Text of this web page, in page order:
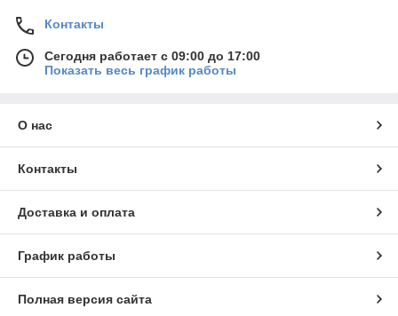
Контакты
Сегодня работает с 09:00 до 17:00
Показать весь график работы
О нас
Контакты
Доставка и оплата
График работы
Полная версия сайта